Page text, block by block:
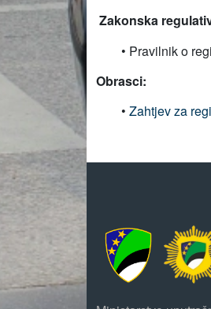
Zakonska
• Pravilnik o
Obrasci:
• Zahtjev za